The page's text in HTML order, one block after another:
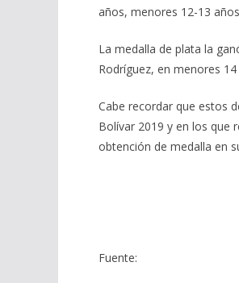
años, menores 12-13
La medalla de plata la
Rodríguez, en menores
Cabe recordar que estos
Bolívar 2019 y en los que
obtención de medalla en
Fuente: